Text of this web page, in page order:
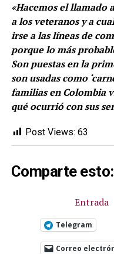
«Hacemos el llamado
a los veteranos y a
irse a las líneas de
porque lo más
Son puestas en la
son usadas como
familias en Colombia
qué ocurrió con sus
Post Views: 63
Comparte esto:
Entrada
Telegram
Correo